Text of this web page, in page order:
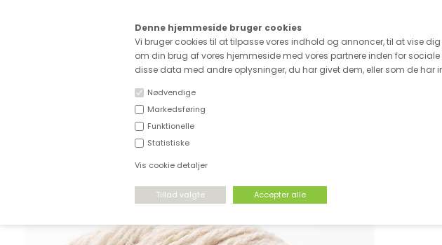
Denne hjemmeside bruger cookies
Vi bruger cookies til at tilpasse vores indhold og annoncer, til at vise
om din brug af vores hjemmeside med vores partnere inden for
disse data med andre oplysninger, du har givet dem, eller som de har
Nødvendige
Markedsføring
Funktionelle
Statistiske
Vis cookie detaljer
Fri fragt ved køb for over 600.-
DEADSTOCK